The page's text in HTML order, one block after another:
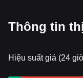
Thông tin
Hiệu suất giá (24